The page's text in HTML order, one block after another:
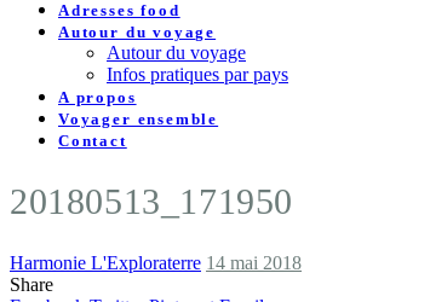
Adresses food
Autour du voyage
Autour du voyage
Infos pratiques par pays
A propos
Voyager ensemble
Contact
20180513_171950
Harmonie L'Exploraterre 14 mai 2018
Share